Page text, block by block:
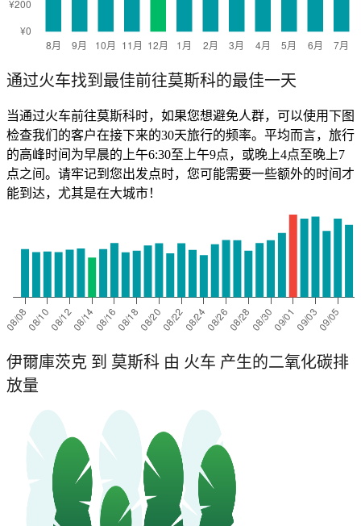
通过火车找到最佳前往莫斯科的最佳一天
当通过火车前往莫斯科时，如果您想避免人群，可以使用下图
检查我们的客户在接下来的30天旅行的频率。平均而言，旅行
的高峰时间为早晨的上午6:30至上午9点，或晚上4点至晚上7
点之间。请牢记到您出发点时，您可能需要一些额外的时间才
能到达，尤其是在大城市！
伊爾庫茨克 到 莫斯科 由 火车 产生的二氧化碳排
放量